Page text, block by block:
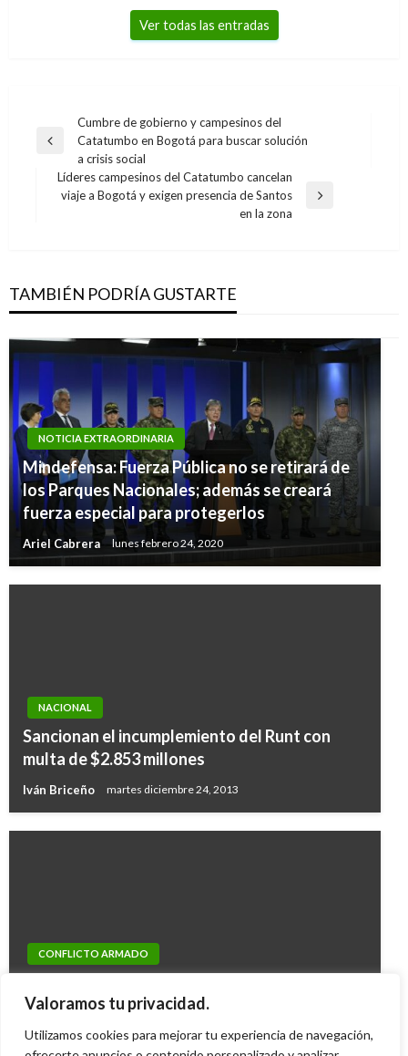
Valoramos tu privacidad.
Utilizamos cookies para mejorar tu experiencia de navegación,
Ver todas las entradas
Navegación
de
entradas
Entrada
anterior
Cumbre de gobierno y campesinos del
Catatumbo en Bogotá para buscar solución
a crisis social
Entrada
Líderes campesinos del Catatumbo cancelan
viaje a Bogotá y exigen presencia de Santos
en la zona
TAMBIÉN PODRÍA GUSTARTE
NOTICIA EXTRAORDINARIA
Mindefensa: Fuerza Pública no se retirará de
los Parques Nacionales; además se creará
fuerza especial para protegerlos
Ariel Cabrera lunes febrero 24, 2020
NACIONAL
Sancionan el incumplemiento del Runt con
multa de $2.853 millones
Iván Briceño martes diciembre 24, 2013
CONFLICTO ARMADO
y a Correa
Ariel Cabrera lunes junio 9, 2008
NACIONAL
La semana entrante estaré en la ONU
defendiendo al país como potencia ambiental: